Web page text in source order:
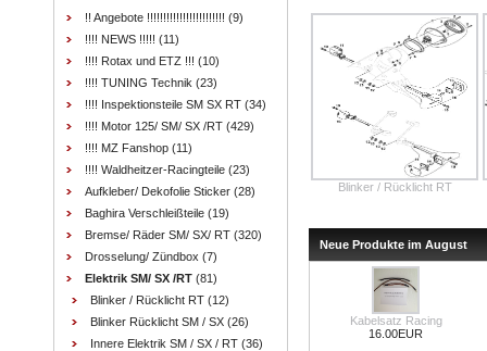
!! Angebote !!!!!!!!!!!!!!!!!!!!!!!! (9)
!!!! NEWS !!!!! (11)
!!!! Rotax und ETZ !!! (10)
!!!! TUNING Technik (23)
!!!! Inspektionsteile SM SX RT (34)
!!!! Motor 125/ SM/ SX /RT (429)
!!!! MZ Fanshop (11)
!!!! Waldheitzer-Racingteile (23)
Aufkleber/ Dekofolie Sticker (28)
Baghira Verschleißteile (19)
Bremse/ Räder SM/ SX/ RT (320)
Drosselung/ Zündbox (7)
Elektrik SM/ SX /RT (81)
Blinker / Rücklicht RT (12)
Blinker Rücklicht SM / SX (26)
Innere Elektrik SM / SX / RT (36)
Blinker / Rücklicht RT
Neue Produkte im August
Kabelsatz Racing
16.00EUR